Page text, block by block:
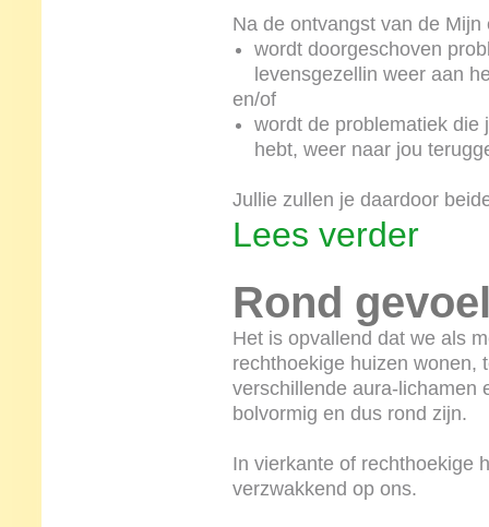
Na de ontvangst van de
wordt doorgeschoven
levensgezellin weer aan
en/of
wordt de problematiek die
hebt, weer naar jou
Jullie zullen je daardoor
Lees verder
Rond
Het is opvallend dat we als
rechthoekige huizen wonen,
verschillende aura-lichamen
bolvormig en dus rond zijn.
In vierkante of rechthoekige
verzwakkend op ons.